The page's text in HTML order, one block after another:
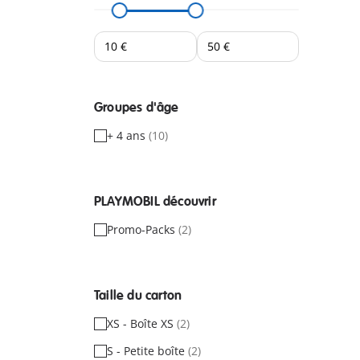
Groupes d'âge
+ 4 ans (10)
PLAYMOBIL découvrir
Promo-Packs (2)
Taille du carton
XS - Boîte XS (2)
S - Petite boîte (2)